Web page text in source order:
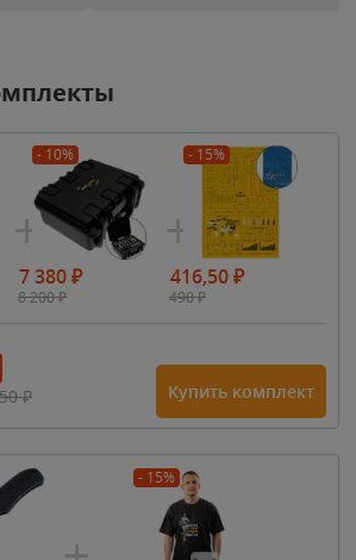
- 10%
7 380₽
8 200₽
- 15%
416,50₽
490₽
₽ Купить комплект
- 15%